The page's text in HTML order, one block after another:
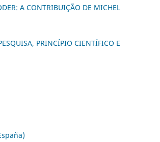
A CONTRIBUIÇÃO DE MICHEL
PRINCÍPIO CIENTÍFICO E